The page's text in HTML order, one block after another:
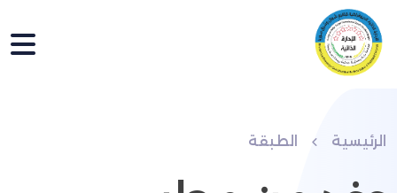
الرئيسية الطبقة